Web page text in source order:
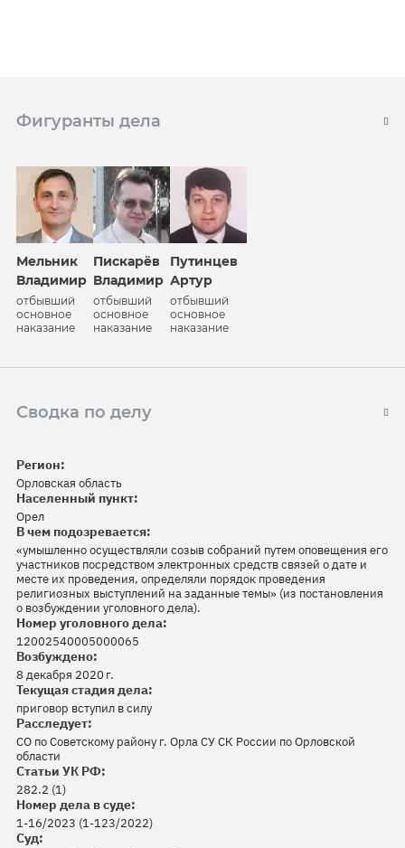
Фигуранты дела
Мельник
Владимир
отбывший
основное
наказание
Пискарёв
Владимир
отбывший
основное
наказание
Путинцев
Артур
отбывший
основное
наказание
Сводка по делу
Регион:
Орловская область
Населенный пункт:
Орел
В чем подозревается:
«умышленно осуществляли созыв собраний путем оповещения его
участников посредством электронных средств связей о дате и
месте их проведения, определяли порядок проведения
религиозных выступлений на заданные темы» (из постановления
о возбуждении уголовного дела).
Номер уголовного дела:
12002540005000065
Возбуждено:
8 декабря 2020 г.
Текущая стадия дела:
приговор вступил в силу
Расследует:
СО по Советскому району г. Орла СУ СК России по Орловской
области
Статьи УК РФ:
282.2 (1)
Номер дела в суде:
1-16/2023 (1-123/2022)
Суд: